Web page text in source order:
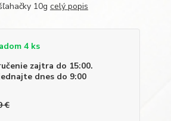
10g celý popis
4 ks
zajtra do 15:00.
dnes do 9:00
€